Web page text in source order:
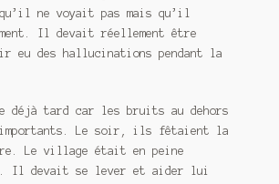
ne voyait pas mais qu’il
Il devait réellement être
eu des hallucinations pendant la
déjà tard car les bruits au dehors
Le soir, ils fêtaient la
Le village était en peine
Il devait se lever et aider lui